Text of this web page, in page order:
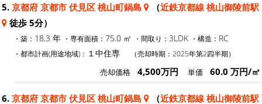
5. 京都府 京都市 伏見区 桃山町鍋島 （近鉄京都線 桃山御陵前駅
徒歩 5分）
・築： 18.3 年 ・専有面積： 75.0 ㎡ ・間取り： 3LDK ・構造： RC
・都市計画(用途地域)： １中住専 （売却時期：2025年第2四半期）
売却価格 4,500万円 単価 60.0 万円/㎡
6. 京都府 京都市 伏見区 桃山町鍋島 （近鉄京都線 桃山御陵前駅